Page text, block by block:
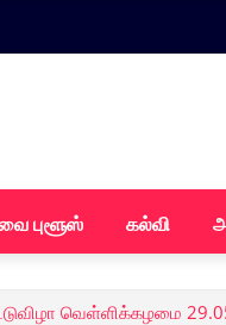
புளூஸ் கல்வி
வெள்ளிக்கழமை